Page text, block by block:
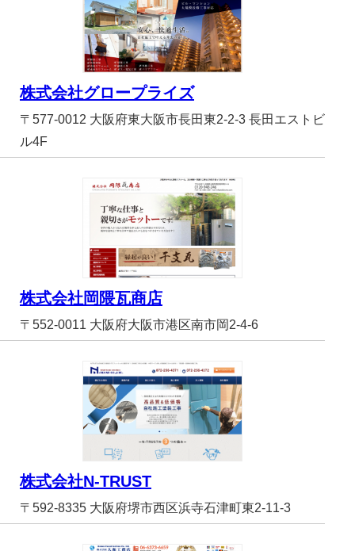
株式会社グロープライズ
〒577-0012 大阪府東大阪市長田東2-2-3 長田エストビ
ル4F
株式会社岡隈瓦商店
〒552-0011 大阪府大阪市港区南市岡2-4-6
株式会社N-TRUST
〒592-8335 大阪府堺市西区浜寺石津町東2-11-3